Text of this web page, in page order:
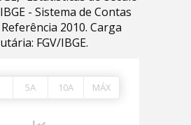
- Sistema de Contas
2010. Carga
FGV/IBGE.
5A 10A MÁX